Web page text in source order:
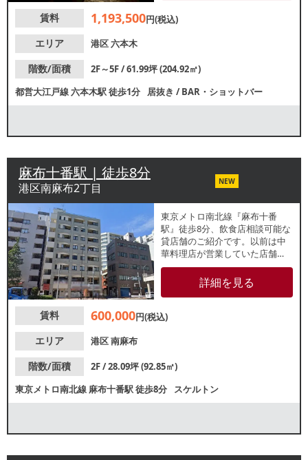
利便性と、プライベート空間を
賃料 1,193,500円(税込)
エリア
港区六本木
階数/面積
2F～5F / 61.99坪 (204.92㎡)
都営大江戸線六本木駅徒歩1分 居抜き /BAR・ショットバー
麻布十番駅 | 徒歩8分
港区南麻布2丁目 NEW
東京メトロ南北線『麻布十番
駅』徒歩8分、飲食店相談可能な
貸店舗のご紹介です。以前は中
華料理店が営業していた店舗
で、引渡しはスケルトンになり
ます。1階ではコンビニエンスス
トアが営業中。業種等お気軽に
詳細を見る
賃料 600,000円(税込)
エリア
港区南麻布
階数/面積
2F / 28.09坪 (92.85㎡)
東京メトロ南北線 麻布十番駅徒歩8分 スケルトン